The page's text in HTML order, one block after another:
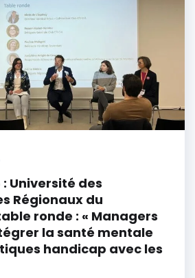
: Université des
Régionaux du
ronde : « Managers
la santé mentale
handicap avec les